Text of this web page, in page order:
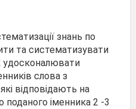
знань по
та систематизувати
удосконалювати
слова з
відповідають на
іменника 2 -3